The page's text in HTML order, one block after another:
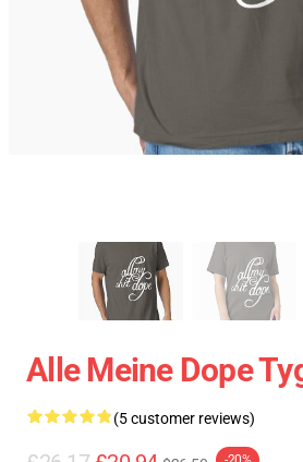
Alle Meine Dope
(5 customer reviews)